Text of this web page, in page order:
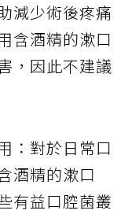
減少術後疼痛
含酒精的漱口
，因此不建議
：對於日常口
酒精的漱口
有益口腔菌叢